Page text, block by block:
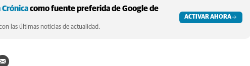
Crónicacomo fuente preferida de Google de
las últimas noticias de actualidad.
ACTIVAR AHORA